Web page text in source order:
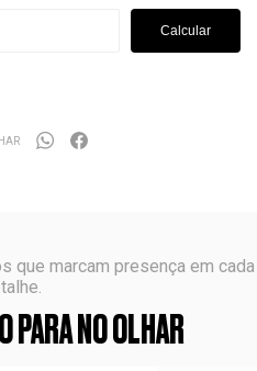
Calcular
que marcam presença em cada
PARA NO OLHAR